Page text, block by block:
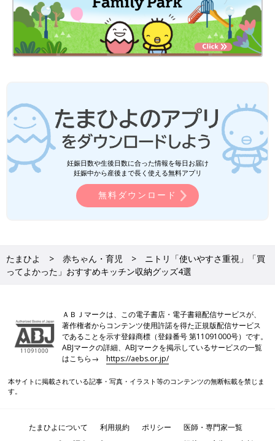
妊娠日数や生後日数に合った情報を毎日お届け
妊娠中から産後まで長く使える無料アプリ
無料ダウンロード
たまひよ 赤ちゃん・育児
ニトリ「使いやすさ重視」「買
ってよかった」おすすめキッチン収納グッズ4選
ＡＢＪマークは、この電子書店・電子書籍配信サービスが、
著作権者からコンテンツ使用許諾を得た正規版配信サービス
であることを示す登録商標（登録番号 第11091000号）です。
ABJマークの詳細、ABJマークを掲示しているサービスの一覧
はこちら→https://aebs.or.jp/
本サイトに掲載されている記事・写真・イラスト等のコンテンツの無断転載を禁じま
す。
たまひよについて 利用規約 ポリシー
医師・専門家一覧